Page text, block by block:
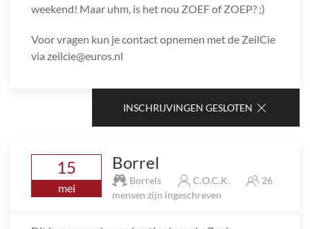
weekend! Maar uhm, is het nou ZOEF of ZOEP? ;)
Voor vragen kun je contact opnemen met de ZeilCie
via zeilcie@euros.nl
INSCHRIJVINGEN GESLOTEN
15
mei
Borrel
Borrels C.O.C.K.
26
mensen zijn ingeschreven